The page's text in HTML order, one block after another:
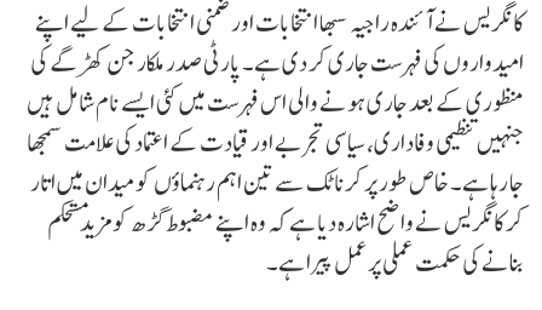
کانگریس نے آئندہ راجیہ سبھا انتخابات اور ضمنی انتخابات کے لیے اپنے
امیدواروں کی فہرست جاری کر دی ہے۔ پارٹی صدر ملکارجن کھڑگے کی
منظوری کے بعد جاری ہونے والی اس فہرست میں کئی ایسے نام شامل ہیں
جنہیں تنظیمی وفاداری، سیاسی تجربے اور قیادت کے اعتماد کی علامت سمجھا
جا رہا ہے۔ خاص طور پر کرناٹک سے تین اہم رہنماؤں کو میدان میں اتار
کر کانگریس نے واضح اشارہ دیا ہے کہ وہ اپنے مضبوط گڑھ کو مزید مستحکم
بنانے کی حکمت عملی پر عمل پیرا ہے۔